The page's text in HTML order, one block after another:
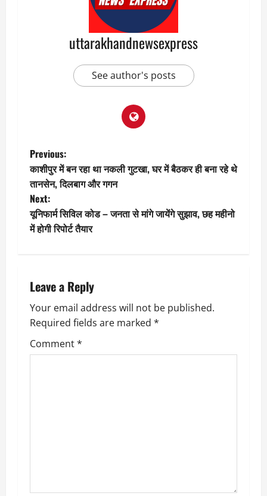
uttarakhandnewsexpress
See author's posts
P
o
s
t
a
v
i
g
Previous:
काशीपुर में बन रहा था नकली गुटखा, घर में बैठकर ही बना रहे थे
तानसेन, दिलबाग और गगन
Next:
यूनिफार्म सिविल कोड – जनता से मांगे जायेंगे सुझाव, छह महीनो
में होगी रिपोर्ट तैयार
Leave a Reply
Your email address will not be published.
Required fields are marked *
Comment*